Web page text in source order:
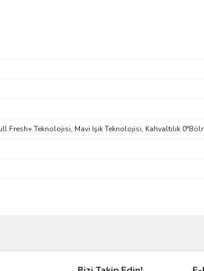
Fresh+ Teknolojisi, Mavi Işık Teknolojisi, Kahvaltılık